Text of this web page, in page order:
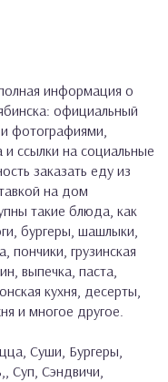
информация о
официальный
фотографиями,
ссылки на социальные
заказать еду из
на дом
такие блюда, как
бургеры, шашлыки,
пончики, грузинская
выпечка, паста,
кухня, десерты,
и многое другое.
Суши, Бургеры,
Суп, Сэндвичи,